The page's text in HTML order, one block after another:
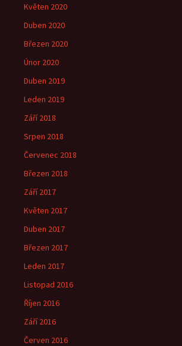
Květen 2020
Duben 2020
Březen 2020
Únor 2020
Duben 2019
Leden 2019
Září 2018
Srpen 2018
Červenec 2018
Březen 2018
Září 2017
Květen 2017
Duben 2017
Březen 2017
Leden 2017
Listopad 2016
Říjen 2016
Září 2016
Červen 2016